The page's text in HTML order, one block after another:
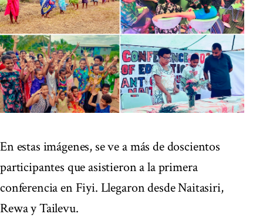
En estas imágenes, se ve a más de doscientos
participantes que asistieron a la primera
conferencia en Fiyi. Llegaron desde Naitasiri,
Rewa y Tailevu.